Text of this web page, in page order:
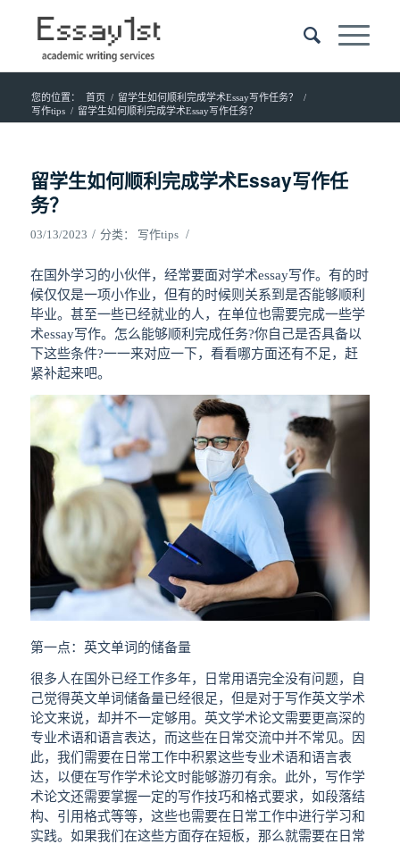
您的位置： 首页 / 留学生如何顺利完成学术Essay写作任务？
/
写作tips / 留学生如何顺利完成学术Essay写作任务？
留学生如何顺利完成学术Essay写作任
务？
03/13/2023 / 分类： 写作tips /
在国外学习的小伙伴，经常要面对学术essay写作。有的时
候仅仅是一项小作业，但有的时候则关系到是否能够顺利
毕业。甚至一些已经就业的人，在单位也需要完成一些学
术essay写作。怎么能够顺利完成任务?你自己是否具备以
下这些条件?一一来对应一下，看看哪方面还有不足，赶
紧补起来吧。
第一点：英文单词的储备量
很多人在国外已经工作多年，日常用语完全没有问题，自
己觉得英文单词储备量已经很足，但是对于写作英文学术
论文来说，却并不一定够用。英文学术论文需要更高深的
专业术语和语言表达，而这些在日常交流中并不常见。因
此，我们需要在日常工作中积累这些专业术语和语言表
达，以便在写作学术论文时能够游刃有余。此外，写作学
术论文还需要掌握一定的写作技巧和格式要求，如段落结
构、引用格式等等，这些也需要在日常工作中进行学习和
实践。如果我们在这些方面存在短板，那么就需要在日常